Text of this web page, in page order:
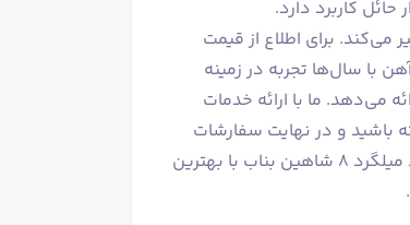
صورت روزانه تغییر می‌کند. برای اطلاع از قیمت
با سال‌ها تجربه در زمینه
می‌دهد. ما با ارائه خدمات
باشید و در نهایت سفارشات
شما را در کوتاه‌ترین زمان ممکن به محل مورد نظر شما ارسال می‌کنیم. برای خرید میلگرد 8 شاهین بناب با بهترین